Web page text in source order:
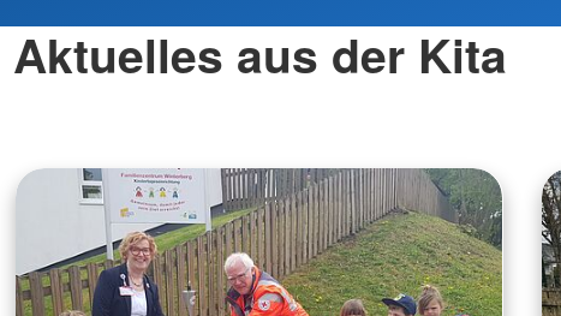
Aktuelles aus der Kita